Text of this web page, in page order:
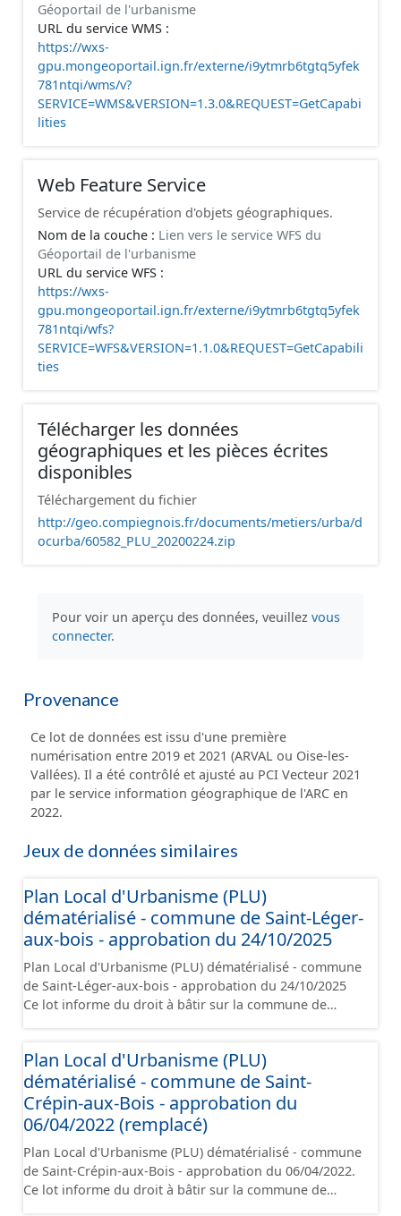
Géoportail de l'urbanisme
URL du service WMS :
https://wxs-
gpu.mongeoportail.ign.fr/externe/i9ytmrb6tgtq5yfek
781ntqi/wms/v?
SERVICE=WMS&VERSION=1.3.0&REQUEST=GetCapabi
lities
Web Feature Service
Service de récupération d'objets géographiques.
Nom de la couche : Lien vers le service WFS du
Géoportail de l'urbanisme
URL du service WFS :
https://wxs-
gpu.mongeoportail.ign.fr/externe/i9ytmrb6tgtq5yfek
781ntqi/wfs?
SERVICE=WFS&VERSION=1.1.0&REQUEST=GetCapabili
ties
Télécharger les données
géographiques et les pièces écrites
disponibles
Téléchargement du fichier
http://geo.compiegnois.fr/documents/metiers/urba/d
ocurba/60582_PLU_20200224.zip
Pour voir un aperçu des données, veuillez vous
connecter.
Provenance
Ce lot de données est issu d'une première
numérisation entre 2019 et 2021 (ARVAL ou Oise-les-
Vallées). Il a été contrôlé et ajusté au PCI Vecteur 2021
par le service information géographique de l'ARC en
2022.
Jeux de données similaires
Plan Local d'Urbanisme (PLU)
dématérialisé - commune de Saint-Léger-
aux-bois - approbation du 24/10/2025
Plan Local d'Urbanisme (PLU) dématérialisé - commune
de Saint-Léger-aux-bois - approbation du 24/10/2025
Ce lot informe du droit à bâtir sur la commune de
du CNIG et contient les pièces administratives, le
rapport de présentation, le PADD, le règlement (à
l'exception des plans de zonages), les annexes, les
orientations d'aménagement et les données
géographiques. Malgré l'attention portée à la création
de ces données, il est rappelé que seuls les documents
papier font foi et sont opposables d'un point de vue
juridique.
Plan Local d'Urbanisme (PLU)
dématérialisé - commune de Saint-
Crépin-aux-Bois - approbation du
06/04/2022 (remplacé)
Plan Local d'Urbanisme (PLU) dématérialisé - commune
de Saint-Crépin-aux-Bois - approbation du 06/04/2022.
Ce lot informe du droit à bâtir sur la commune de